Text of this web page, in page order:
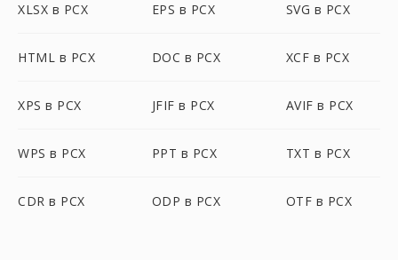
XLSX в PCX EPS в PCX SVG в PCX
HTML в PCX DOC в PCX XCF в PCX
XPS в PCX JFIF в PCX AVIF в PCX
WPS в PCX PPT в PCX TXT в PCX
CDR в PCX ODP в PCX OTF в PCX